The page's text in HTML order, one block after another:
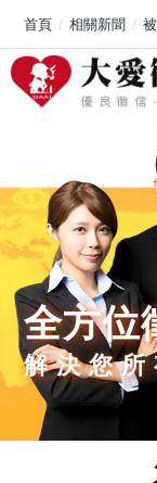
全方位
解決您所
首頁 相關新聞